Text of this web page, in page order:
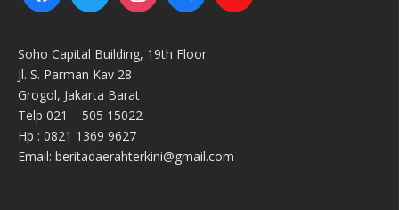
Soho Capital Building, 19th Floor
Jl. S. Parman Kav 28
Grogol, Jakarta Barat
Telp 021 – 505 15022
Hp : 0821 1369 9627
Email: beritadaerahterkini@gmail.com